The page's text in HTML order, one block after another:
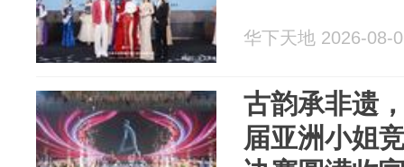
华下天地 2026-08-
古韵承非遗
届亚洲小姐